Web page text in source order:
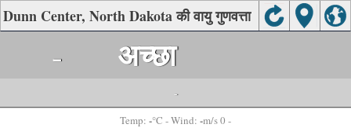
Dunn Center, North Dakota की वायु गुणवत्ता
- अच्छा
-
Temp: -°C - Wind: -m/s 0 -